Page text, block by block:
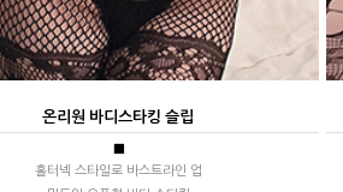
온리원 바디스타킹 슬립
■
홀터넥 스타일로 바스트라인 업